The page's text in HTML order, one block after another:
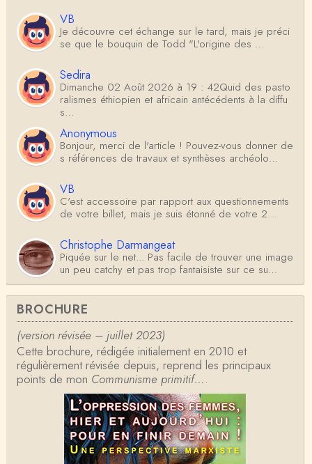
VB
Je découvre cet échange sur le tard, mais je préci
se que le bouquin de Todd "L'origine des …
Sedira
Dimanche 02 Août 2026 à 19 : 42Quid des pasto
ralismes éthiopien et africain antécédents à la diffu
s…
Anonymous
Bonjour, merci de l'article ! Pouvez-vous donner de
s références de travaux et synthèses archéolo…
VB
C'est accessoire par rapport aux questionnements
de votre billet, mais je suis étonné de votre 2…
Christophe Darmangeat
Piquée sur le net... Pas facile de trouver une image
un peu catchy et pas trop fantaisiste sur ce su…
Antoine
Je ne sais pas d'où sort l'illustration (générée par IA
?) mais les Germains construisaient-…
Christophe Darmangeat
La définition de Weber, qui dit que l'État détient le
monopole de la violence *légitime* répond …
Anonymous
Formidable et complexe sujet ; l'ancien professeur
d'histoire que je suis, Alsacien de surcr…
BROCHURE
(version révisée – juillet 2023)
Cette brochure, rédigée initialement en 2010 et
régulièrement révisée depuis, reprend les principaux
points de mon Communisme primitif….